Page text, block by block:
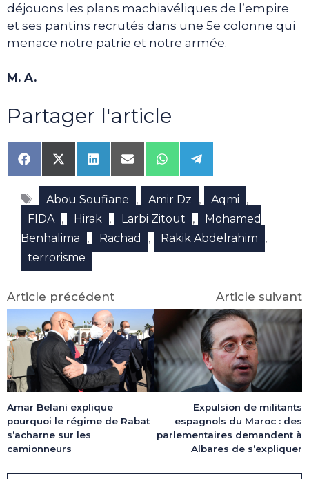
déjouons les plans machiavéliques de l’empire
et ses pantins recrutés dans une 5e colonne qui
menace notre patrie et notre armée.
M. A.
Partager l'article
Share
on
Facebook
Share
on
X
(Twitter)
Share
on
LinkedIn
Share
on
Email
Share
on
WhatsApp
Share
on
Telegram
Étiquettes
Abou Soufiane , Amir Dz , Aqmi ,
FIDA , Hirak , Larbi Zitout ,
Mohamed
Benhalima
, Rachad , Rakik Abdelrahim ,
terrorisme
Article précédent
Amar Belani explique
pourquoi le régime de Rabat
s’acharne sur les
camionneurs
Article suivant
Expulsion de militants
espagnols du Maroc : des
parlementaires demandent à
Albares de s’expliquer